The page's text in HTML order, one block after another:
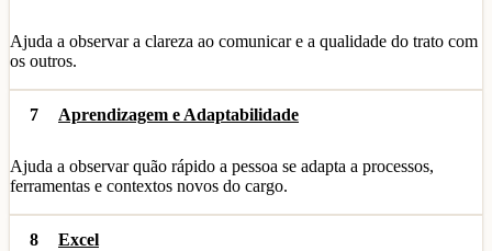
Ajuda a observar a clareza ao comunicar e a qualidade do trato com
os outros.
7 Aprendizagem e Adaptabilidade
Ajuda a observar quão rápido a pessoa se adapta a processos,
ferramentas e contextos novos do cargo.
8 Excel